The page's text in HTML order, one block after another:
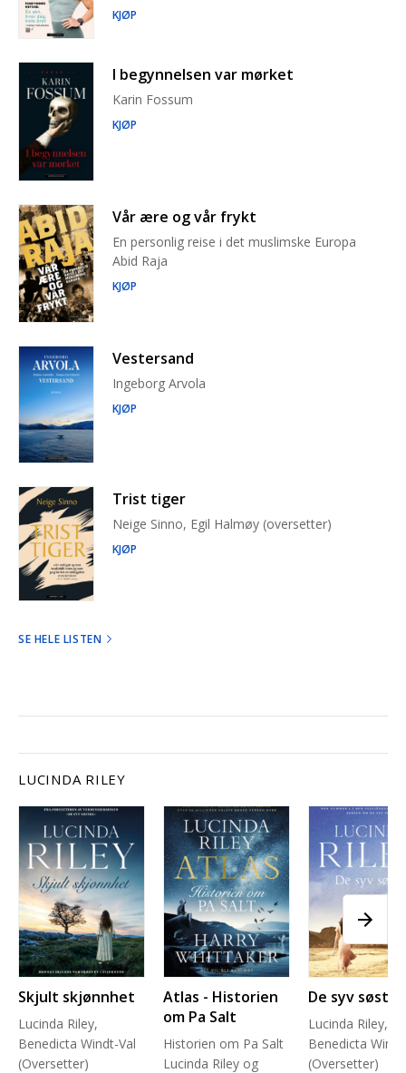
KJØP
I begynnelsen var mørket
Karin Fossum
KJØP
Vår ære og vår frykt
En personlig reise i det muslimske Europa
Abid Raja
KJØP
Vestersand
Ingeborg Arvola
KJØP
Trist tiger
Neige Sinno, Egil Halmøy (oversetter)
KJØP
SE HELE LISTEN
LUCINDA RILEY
Skjult skjønnhet
Lucinda Riley,
Benedicta Windt-Val
(Oversetter)
Atlas - Historien
om Pa Salt
Historien om Pa Salt
Lucinda Riley og
De syv søstre
Lucinda Riley,
Benedicta
(Oversetter)